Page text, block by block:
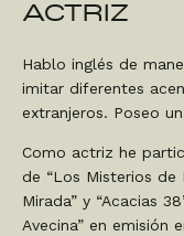
ACTRIZ
Hablo inglés de
imitar diferentes
extranjeros. Poseo
Como actriz he
de “Los Misterios de
Mirada” y “Acacias
Avecina” en emisión